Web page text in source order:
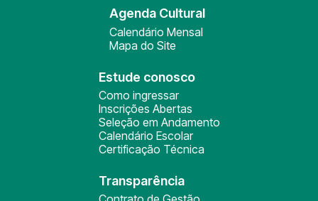
Agenda Cultural
Calendário Mensal
Mapa do Site
Estude conosco
Como ingressar
Inscrições Abertas
Seleção em Andamento
Calendário Escolar
Certificação Técnica
Transparência